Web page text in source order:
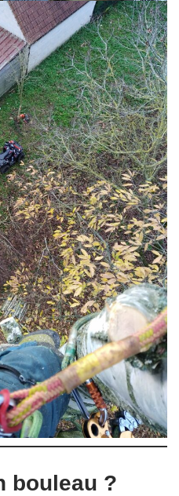
bouleau ?